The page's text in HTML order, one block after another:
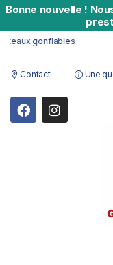
Bonne nouvelle !
gonflables
Contact Une